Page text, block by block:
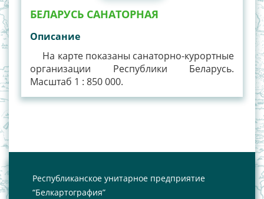
БЕЛАРУСЬ САНАТОРНАЯ
Описание
На карте показаны санаторно-курортные
организации Республики Беларусь.
Масштаб 1 : 850 000.
Республиканское унитарное предприятие
“Белкартография”